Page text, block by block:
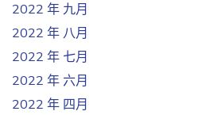
2022 年 九月
2022 年 八月
2022 年 七月
2022 年 六月
2022 年 四月